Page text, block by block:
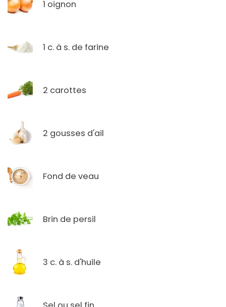
1 oignon
1 c. à s. de farine
2 carottes
2 gousses d'ail
Fond de veau
Brin de persil
3 c. à s. d'huile